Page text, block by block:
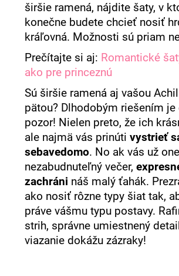
širšie ramená, nájdite šaty, v
konečne budete chcieť nosiť
kráľovná. Možnosti sú priam
Prečítajte si aj: Romantické
ako pre princeznú
Sú širšie ramená aj vašou
pätou? Dlhodobým riešením je
pozor! Nielen preto, že ich
ale najmä vás prinútivystrieť
sebavedomo. No ak vás už
nezabudnuteľný večer,
zachráni náš malý ťahák.
ako nosiť rôzne typy šiat tak,
práve vášmu typu postavy.
strih, správne umiestnený
viazanie dokážu zázraky!
HĽADAŤ